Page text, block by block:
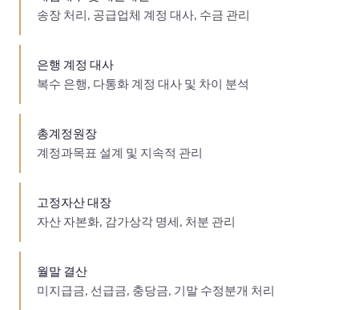
송장 처리, 공급업체 계정 대사, 수금 관리
은행 계정 대사
복수 은행, 다통화 계정 대사 및 차이 분석
총계정원장
계정과목표 설계 및 지속적 관리
고정자산 대장
자산 자본화, 감가상각 명세, 처분 관리
월말 결산
미지급금, 선급금, 충당금, 기말 수정분개 처리